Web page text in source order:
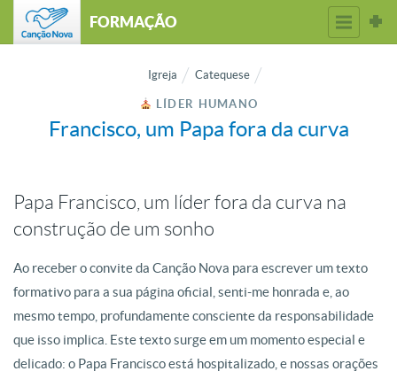
FORMAÇÃO
Igreja Catequese
LÍDER HUMANO
Francisco, um Papa fora da curva
Papa Francisco, um líder fora da curva na
construção de um sonho
Ao receber o convite da Canção Nova para escrever um texto
formativo para a sua página oficial, senti-me honrada e, ao
mesmo tempo, profundamente consciente da responsabilidade
que isso implica. Este texto surge em um momento especial e
delicado: o Papa Francisco está hospitalizado, e nossas orações